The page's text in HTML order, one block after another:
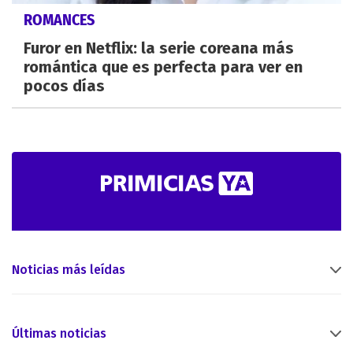
ROMANCES
Furor en Netflix: la serie coreana más
romántica que es perfecta para ver en
pocos días
Noticias más leídas
Últimas noticias